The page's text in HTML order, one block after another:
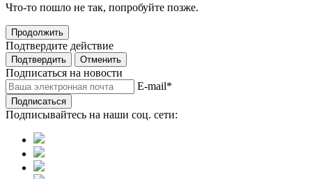
Что-то пошло не так, попробуйте позже.
Продолжить
Подтвердите действие
Подтвердить Отменить
Подписаться на новости
E-mail*
Подписаться
Подписывайтесь на наши соц. сети: